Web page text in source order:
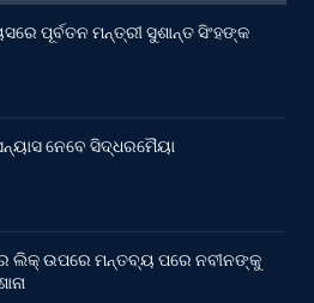
ପୂର୍ବତନ ମନ୍ତ୍ରୀ ସୁଶାନ୍ତ ସିଂହଙ୍କ
ନେବେ ସିଦ୍ଧରମୈୟା
ଲିକ୍ ଉପରେ ମନ୍ତବ୍ୟ ପରେ ନବୀନଙ୍କୁ